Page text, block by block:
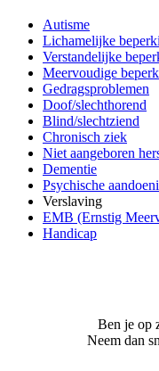
Autisme
Lichamelijke
Verstandelijke
Meervoudige
Gedragsproblemen
Doof/slechthorend
Blind/slechtziend
Chronisch ziek
Niet aangeboren
Dementie
Psychische
Verslaving
EMB (Ernstig
Handicap
Ben je op
Neem dan